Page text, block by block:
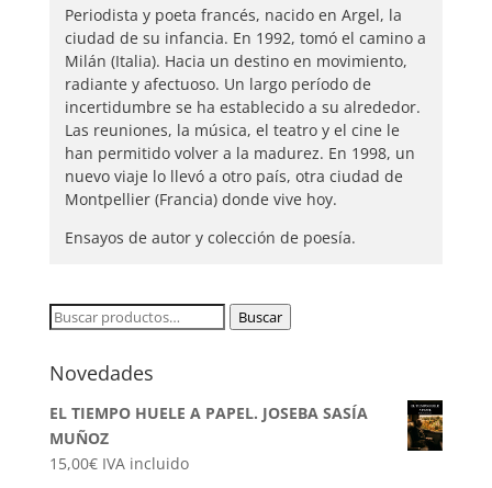
Periodista y poeta francés, nacido en Argel, la
ciudad de su infancia. En 1992, tomó el camino a
Milán (Italia). Hacia un destino en movimiento,
radiante y afectuoso. Un largo período de
incertidumbre se ha establecido a su alrededor.
Las reuniones, la música, el teatro y el cine le
han permitido volver a la madurez. En 1998, un
nuevo viaje lo llevó a otro país, otra ciudad de
Montpellier (Francia) donde vive hoy.
Ensayos de autor y colección de poesía.
Buscar
Buscar
Novedades
EL TIEMPO HUELE A PAPEL. JOSEBA SASÍA
MUÑOZ
15,00€ IVA incluido